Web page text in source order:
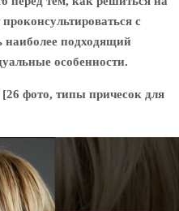
с
наиболее подходящий
особенности.